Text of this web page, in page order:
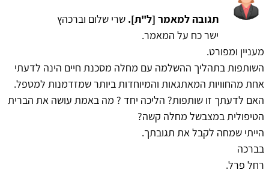
תגובה למאמר [ל"ת]. שרי שלום וברכהץ
ישר כח על המאמר.
מעניין ומפורט.
השותפות בתהליך ההשלמה עם מחלה מסכנת חיים הינה לדעתי
אחת מהחוויות המאתגאות והמיוחדות ביותר שמזדמנות למטפל.
האם לדעתך זו שותפות? הליכה יחד ? מה באמת עושה את הברית
הטיפולית במצבשל מחלה קשה?
הייתי שמחה לקבל את תגובתך.
בברכה
רחל פרל.